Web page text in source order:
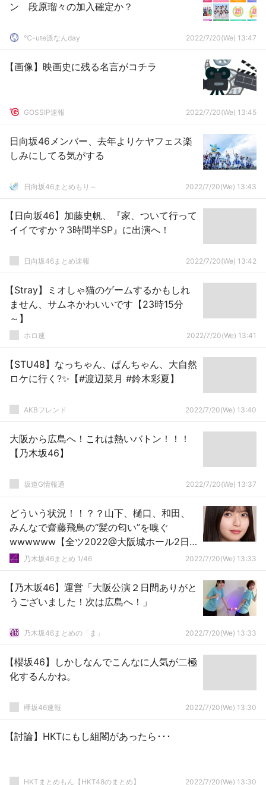
ン 段原瑠々の加入確定か？
℃-ute派なんday 2022/7/20(We) 13:47
【画像】映画史に残る名言がコチラ
GOSSIP速報 2022/7/20(We) 13:45
日向坂46メンバー、去年よりケヤフェス楽
しみにしてる気がする
日向坂46まとめもり～ 2022/7/20(We) 13:43
【日向坂46】加藤史帆、『家、ついて行って
イイですか？3時間半SP』に出演へ！
日向坂46まとめ速報 2022/7/20(We) 13:42
【Stray】ミオしゃ猫のゲームするかもしれ
ません、サムネかわいいです【23時15分
～】
ホロ速 2022/7/20(We) 13:41
【STU48】なっちゃん、ぱんちゃん、大自然
ロケに行く?✨【#渡辺菜月 #鈴木彩夏】
AKBフレンド 2022/7/20(We) 13:40
大阪から広島へ！これは熱いバトン！！！
【乃木坂46】
坂道G情報通 2022/7/20(We) 13:37
どういう状況！！？？山下、樋口、和田、
みんなで齋藤飛鳥の“髪の匂い”を嗅ぐ
wwwwww【全ツ2022@大阪城ホール2日
目】【乃木坂46】
乃木坂46まとめ 1/46 2022/7/20(We) 13:33
【乃木坂46】運営「大阪公演２日間ありがと
うございました！次は広島へ！」
乃木坂46まとめの「ま」 2022/7/20(We) 13:33
【櫻坂46】しかしなんでこんなに人気が二極
化するんかね。
欅坂46速報 2022/7/20(We) 13:30
【討論】HKTにもし組閣があったら･･･
HKTまとめもん【HKT48のまとめ】 2022/7/20(We) 13:30